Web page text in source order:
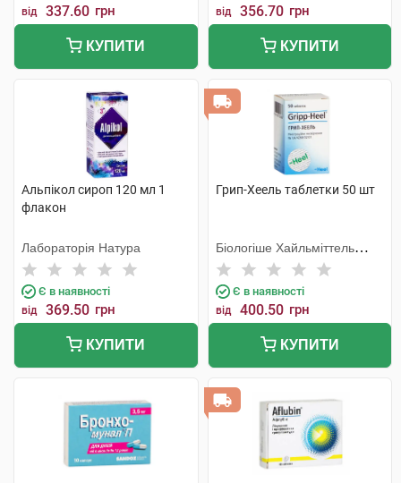
від 337.60 грн
КУПИТИ
від 356.70 грн
КУПИТИ
Альпікол сироп 120 мл 1
флакон
Лабораторія Натура
Є в наявності
від 369.50 грн
КУПИТИ
Грип-Хеель таблетки 50 шт
Біологіше Хайльміттель
Хеель
Є в наявності
від 400.50 грн
КУПИТИ